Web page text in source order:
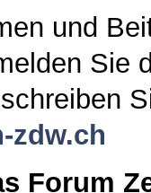
und
Sie
zdw.ch
Forum